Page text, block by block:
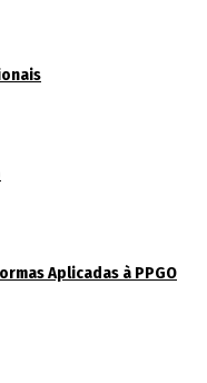
Aplicadas à PPGO